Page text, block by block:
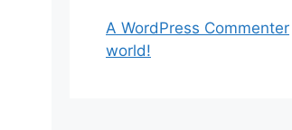
A WordPress Commenter
world!